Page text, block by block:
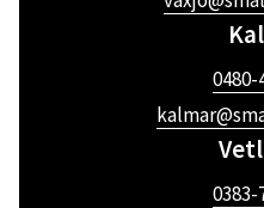
0480-
0383-